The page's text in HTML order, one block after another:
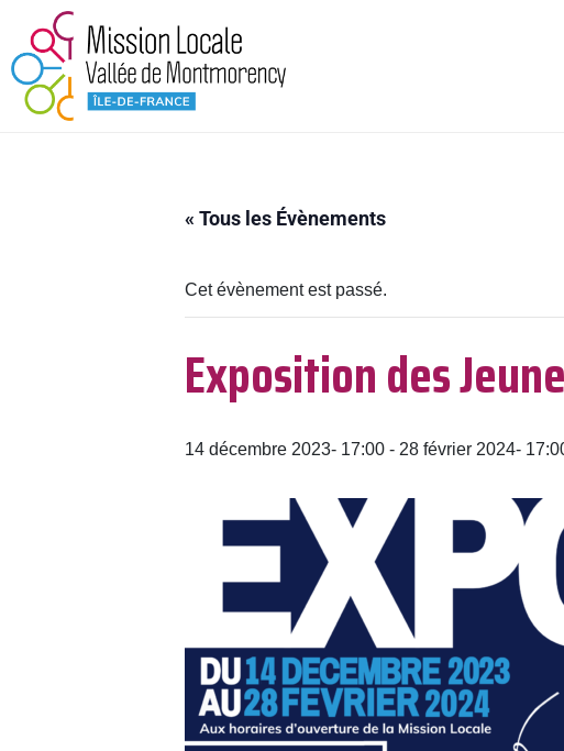
« Tous les Évènements
Cet évènement est passé.
Exposition des
14 décembre 2023- 17:00 - 28 février 2024-